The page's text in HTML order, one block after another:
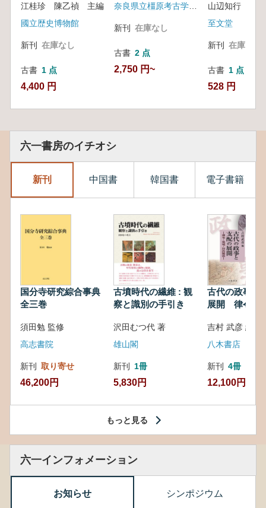
江桂珍 陳乙禎 主編
國立歴史博物館
新刊 在庫なし
古書 1 点
4,400 円
跡
新刊 在庫なし
古書 2 点
2,750 円~
山辺知行 編
至文堂
新刊 在庫なし
古書 1 点
528 円
六一書房のイチオシ
新刊 中国書 韓国書 電子書籍
国分寺研究綜合事典
全三巻
須田勉 監修
高志書院
新刊 取り寄せ
46,200円
古墳時代の繊維 : 観
察と識別の手引き
沢田むつ代 著
雄山閣
新刊 1冊
5,830円
古代の政事と
展開 律令・
吉村 武彦 編集
八木書店
新刊 4冊
12,100円
もっと見る
六一インフォメーション
お知らせ シンポジウム